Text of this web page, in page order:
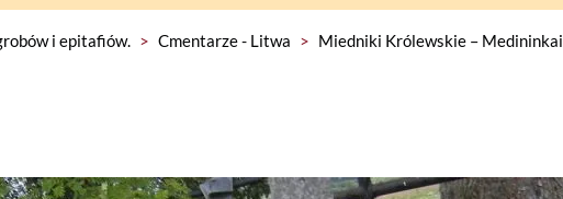
i epitafiów. > Cmentarze - Litwa > Miedniki Królewskie – Medininkai